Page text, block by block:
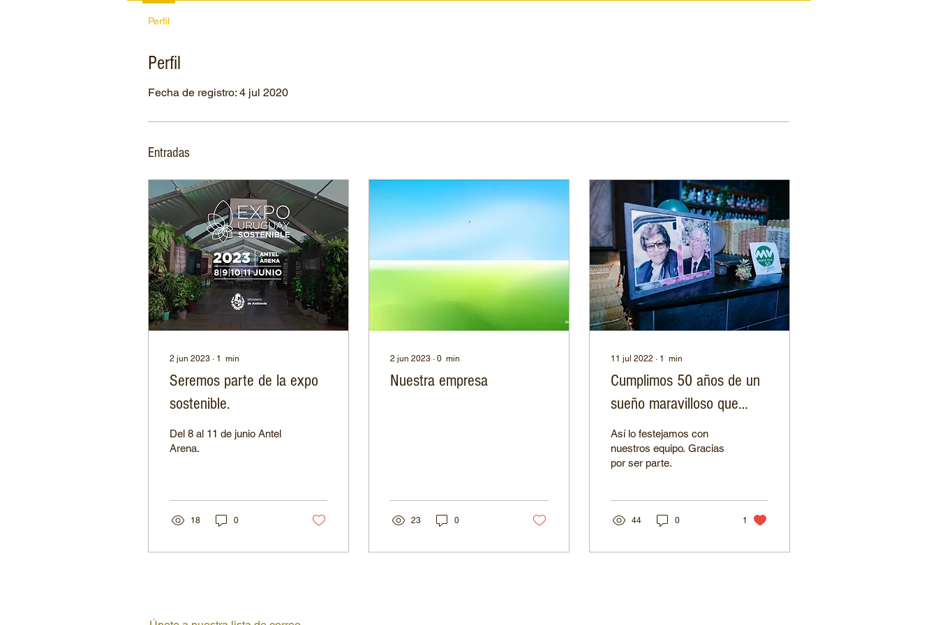
Perfil
Fecha de registro: 4 jul 2020
Entradas
2 jun 2023 ∙ 1 min
Seremos parte de la expo
sostenible.
Del 8 al 11 de junio Antel
Arena.
18 0
2 jun 2023 ∙ 0 min
Nuestra empresa
23 0
11 jul 2022 ∙ 1 min
Cumplimos 50 años de un
sueño maravilloso que
sembraron nuestros
abuelos.
Así lo festejamos con
nuestros equipo. Gracias
por ser parte.
44 0 1
Perfil